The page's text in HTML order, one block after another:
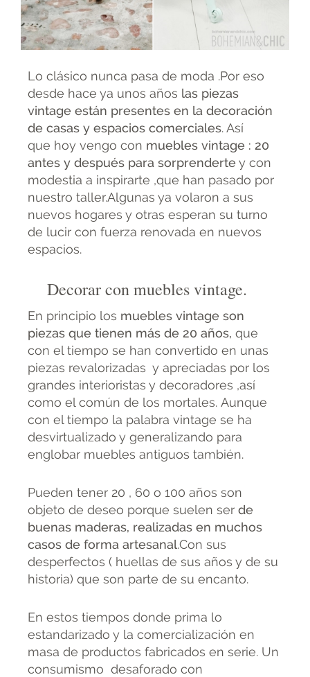
Lo clásico nunca pasa de moda .Por eso
desde hace ya unos años las piezas
vintage están presentes en la decoración
de casas y espacios comerciales. Así
que hoy vengo con muebles vintage : 20
antes y después para sorprenderte y con
modestia a inspirarte ,que han pasado por
nuestro taller.Algunas ya volaron a sus
nuevos hogares y otras esperan su turno
de lucir con fuerza renovada en nuevos
espacios.
Decorar con muebles vintage.
En principio los muebles vintage son
piezas que tienen más de 20 años, que
con el tiempo se han convertido en unas
piezas revalorizadas y apreciadas por los
grandes interioristas y decoradores ,así
como el común de los mortales. Aunque
con el tiempo la palabra vintage se ha
desvirtualizado y generalizando para
englobar muebles antiguos también.
Pueden tener 20 , 60 o 100 años son
objeto de deseo porque suelen ser de
buenas maderas, realizadas en muchos
casos de forma artesanal.Con sus
desperfectos ( huellas de sus años y de su
historia) que son parte de su encanto.
En estos tiempos donde prima lo
estandarizado y la comercialización en
masa de productos fabricados en serie. Un
consumismo desaforado con